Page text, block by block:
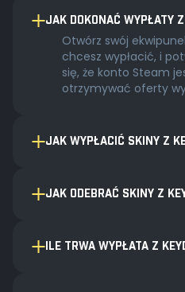
JAK DOKONAĆ WYPŁATY
Otwórz swój
chcesz wypłacić, i
się, że konto Steam
otrzymywać oferty
JAK WYPŁACIĆ SKINY Z
JAK ODEBRAĆ SKINY Z
ILE TRWA WYPŁATA Z